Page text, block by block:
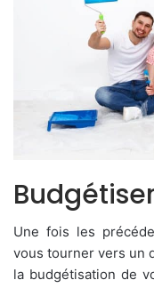
Une fois les
vous tourner vers un
la budgétisation de